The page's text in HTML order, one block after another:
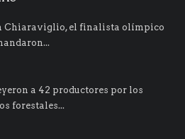
Chiaraviglio, el finalista olímpico
a 42 productores por los
forestales...